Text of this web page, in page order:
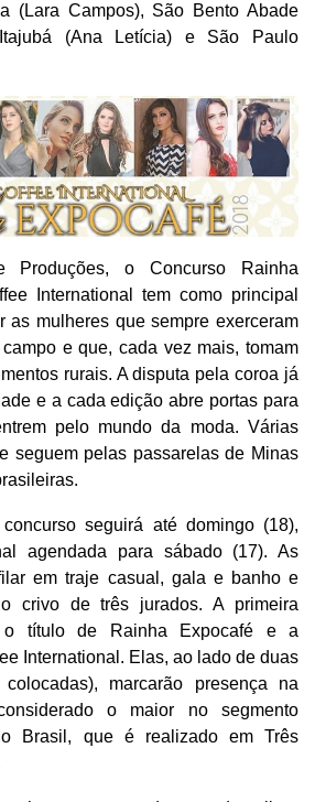
(Lara Campos), São Bento Abade
(Ana Letícia) e São Paulo
Produções, o Concurso Rainha
International tem como principal
as mulheres que sempre exerceram
e que, cada vez mais, tomam
rurais. A disputa pela coroa já
e a cada edição abre portas para
pelo mundo da moda. Várias
seguem pelas passarelas de Minas
seguirá até domingo (18),
agendada para sábado (17). As
em traje casual, gala e banho e
crivo de três jurados. A primeira
o título de Rainha Expocafé e a
International. Elas, ao lado de duas
marcarão presença na
o maior no segmento
Brasil, que é realizado em Três